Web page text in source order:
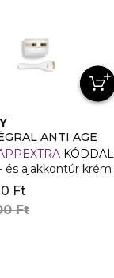
Arckrem
ANTI AGE
KÓDDAL
és ajakkontúr
Ft
Ft